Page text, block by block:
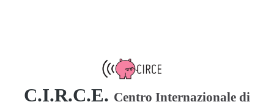
C.I.R.C.E. Centro Internazionale di